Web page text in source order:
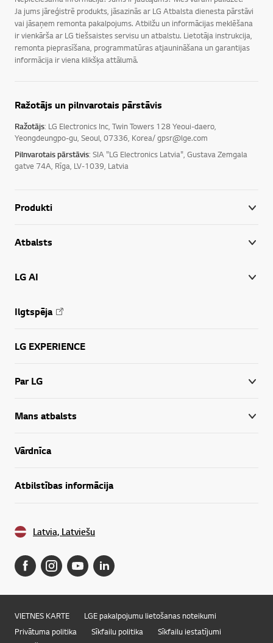
Ja jums jāreģistrē produkts, jāsazinās ar LG Atbalsta dienesta pārstāvi
vai jāsaņem remonta pakalpojums. Atbilžu un informācijas meklēšana
ir vienkārša ar LG tiešsaistes servisu un atbalstu. Lietotāja instrukcija,
remonta pieprasīšana, programmatūras atjaunināšana un garantijas
informācija ir viena klikšķa attālumā.
Ražotājs un pilnvarotais pārstāvis
Ražotājs: LG Electronics Inc, Twin Towers 128 Yeoui-daero,
Yeongdeungpo-gu, Seoul, 07336, Korea/ gpsr@lge.com
Pilnvarotais pārstāvis: SIA "LG Electronics Latvia", Gustava Zemgala
gatve 74A, Rīga, LV-1039, Latvia
Produkti
Atbalsts
LG AI
Ilgtspēja
LG EXPERIENCE
Par LG
Mans atbalsts
Vārdnīca
Atbilstības informācija
Latvia, Latviešu
VIETNES KARTE
LGE pakalpojumu lietošanas noteikumi
Privātuma politika
Sīkfailu politika
Sīkfailu iestatījumi